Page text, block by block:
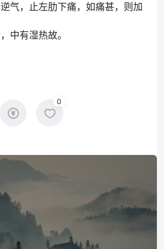
气，止左肋下痛，如痛甚，则加
中有湿热故。
0